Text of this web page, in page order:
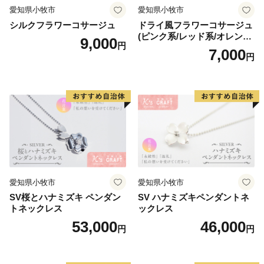
愛知県小牧市
シルクフラワーコサージュ
9,000円
愛知県小牧市
ドライ風フラワーコサージュ
(ピンク系/レッド系/オレンジ
系/ホワイト系/イエロー系/グ
リーン系/ブルー系）7,000円
愛知県小牧市
SV桜とハナミズキ ペンダン
トネックレス
53,000円
愛知県小牧市
SV ハナミズキペンダントネ
ックレス
46,000円